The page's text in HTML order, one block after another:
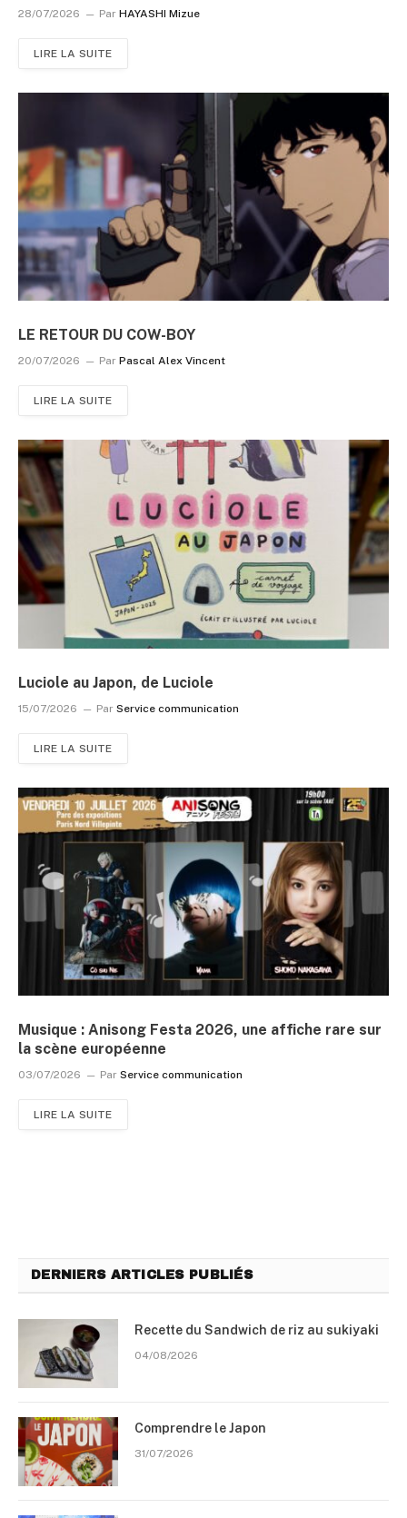
28/07/2026 Par HAYASHI Mizue
LIRE LA SUITE
LE RETOUR DU COW-BOY
20/07/2026 Par Pascal Alex Vincent
LIRE LA SUITE
Luciole au Japon, de Luciole
15/07/2026 Par Service communication
LIRE LA SUITE
Musique : Anisong Festa 2026, une affiche rare sur
la scène européenne
03/07/2026 Par Service communication
LIRE LA SUITE
DERNIERS ARTICLES PUBLIÉS
Recette du Sandwich de riz au sukiyaki
04/08/2026
Comprendre le Japon
31/07/2026